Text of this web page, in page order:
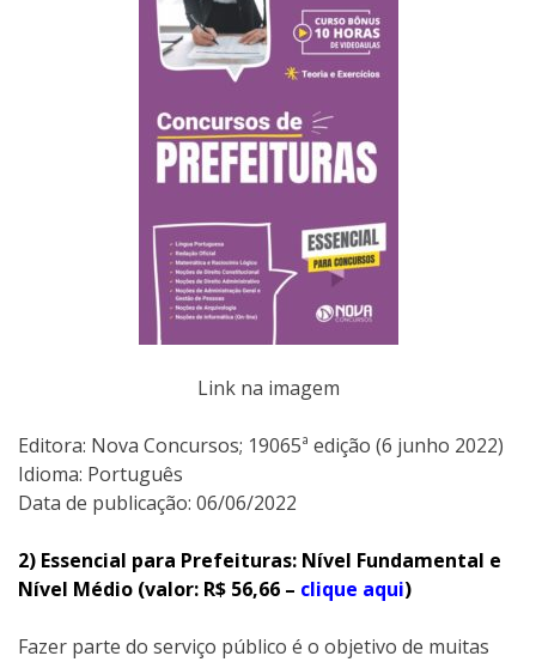
Link na imagem
Editora:‎ Nova Concursos; 19065ª edição (6 junho 2022)
Idioma: Português
Data de publicação: 06/06/2022
2) Essencial para Prefeituras: Nível Fundamental e
Nível Médio (valor: R$ 56,66 – clique aqui)
Fazer parte do serviço público é o objetivo de muitas